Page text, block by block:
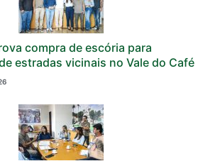
compra de escória para
estradas vicinais no Vale do Café